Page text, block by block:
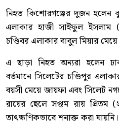
নিহত কিশোরগঞ্জের দুজন হলেন
এলাকার হাজী সাইফুল
চণ্ডিবর এলাকার বাবুল মিয়ার
এ ছাড়া নিহত অন্যরা হলেন
বর্তমানে সিলেটের চণ্ডিপুর
বয়সী মেয়ে জায়ফা এবং সিলেট
রায়ের ছেলে সপ্তম রায় প্রিতম
তাৎক্ষণিকভাবে শনাক্ত করা যায়নি।